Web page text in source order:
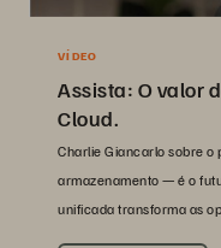
VÍDEO
Assista: O valor
Cloud.
Charlie Giancarlo sobre
armazenamento — é o
unificada transforma as